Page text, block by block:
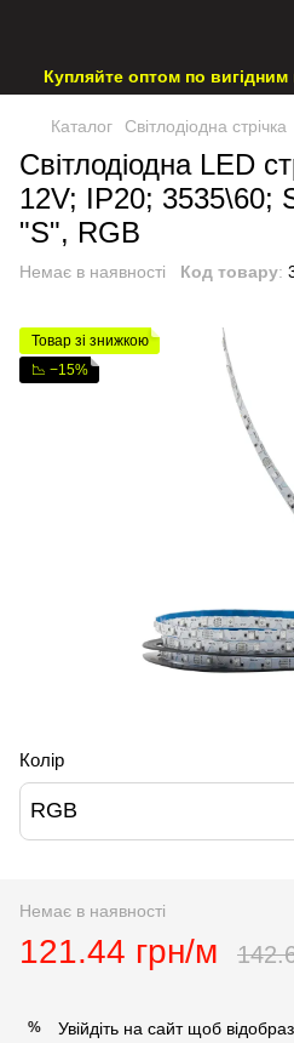
Купляйте оптом по
Каталог Світлодіодна стрічка
Світлодіодна LED
12V; IP20; 3535\60;
"S", RGB
Немає в наявності Код товару:
Товар зі знижкою
📉 −15%
Колір
RGB
Немає в наявності
121.44 грн/м
% Увійдіть на сайтщоб